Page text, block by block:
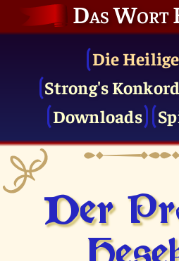
Das Wort
Die
Strong's
Downloads
Der